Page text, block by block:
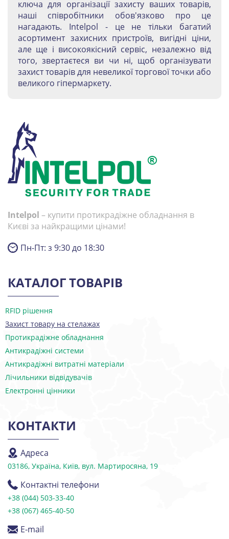
ключа для організації захисту ваших товарів,
наші співробітники обов'язково про це
нагадають. Intelpol - це не тільки багатий
асортимент захисних пристроїв, вигідні ціни,
але ще і високоякісний сервіс, незалежно від
того, звертаєтеся ви чи ні, щоб організувати
захист товарів для невеликої торгової точки або
великого гіпермаркету.
Intelpol – купити протикрадіжне обладнання в
Києві за найкращими цінами!
Пн-Пт: з 9:30 до 18:30
КАТАЛОГ ТОВАРІВ
RFID рішення
Захист товару на стелажах
Протикрадіжне обладнання
Антикрадіжні системи
Антикрадіжні витратні матеріали
Лічильники відвідувачів
Електронні цінники
КОНТАКТИ
Адреса
03186, Україна, Київ, вул. Мартиросяна, 19
Контактні телефони
+38 (044) 503-33-40
+38 (067) 465-40-50
E-mail